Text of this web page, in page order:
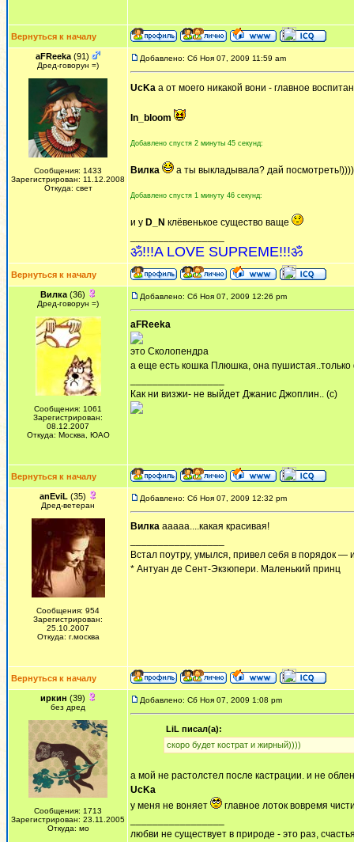
Вернуться к началу
aFReeka (91)
Дред-говорун =)
Сообщения: 1433
Зарегистрирован: 11.12.2008
Откуда: свет
Добавлено: Сб Ноя 07, 2009 11:59 am
UcKa а от моего никакой вони - главное
In_bloom
Добавлено спустя 2 минуты 45 секунд:
Вилка а ты выкладывала? дай
Добавлено спустя 1 минуту 46 секунд:
и у D_N клёвенькое существо ваще
ॐ!!!A LOVE SUPREME!!!ॐ
Вернуться к началу
Вилка(36)
Дред-говорун =)
Сообщения: 1061
Зарегистрирован:
08.12.2007
Откуда: Москва, ЮАО
Добавлено: Сб Ноя 07, 2009 12:26 pm
aFReeka
это Сколопендра
а еще есть кошка Плюшка, она пушистая..только
Как ни визжи- не выйдет Джанис Джоплин.. (с)
Вернуться к началу
anEviL (35)
Дред-ветеран
Сообщения: 954
Зарегистрирован:
25.10.2007
Откуда: г.москва
Добавлено: Сб Ноя 07, 2009 12:32 pm
Вилка ааааа....какая красивая!
Встал поутру, умылся, привел себя в порядок —
* Антуан де Сент-Экзюпери. Маленький принц
Вернуться к началу
иркин (39)
без дред
Сообщения: 1713
Зарегистрирован: 23.11.2005
Откуда: мо
Добавлено: Сб Ноя 07, 2009 1:08 pm
LiL писал(а):
скоро будет кострат и жирный))))
а мой не растолстел после кастрации. и не
UcKa
у меня не воняет
главное лоток вовремя
любви не существует в природе - это раз,